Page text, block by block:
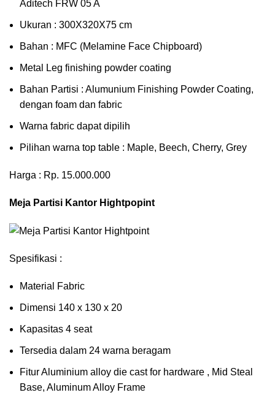
Aditech FRW 05 A
Ukuran : 300X320X75 cm
Bahan : MFC (Melamine Face Chipboard)
Metal Leg finishing powder coating
Bahan Partisi : Alumunium Finishing Powder Coating,
dengan foam dan fabric
Warna fabric dapat dipilih
Pilihan warna top table : Maple, Beech, Cherry, Grey
Harga : Rp. 15.000.000
Meja Partisi Kantor Hightpopint
Spesifikasi :
Material Fabric
Dimensi 140 x 130 x 20
Kapasitas 4 seat
Tersedia dalam 24 warna beragam
Fitur Aluminium alloy die cast for hardware , Mid Steal
Base, Aluminum Alloy Frame